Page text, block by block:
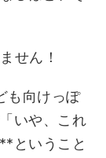
せん！
も向けっぽ
いや、これ
ということ